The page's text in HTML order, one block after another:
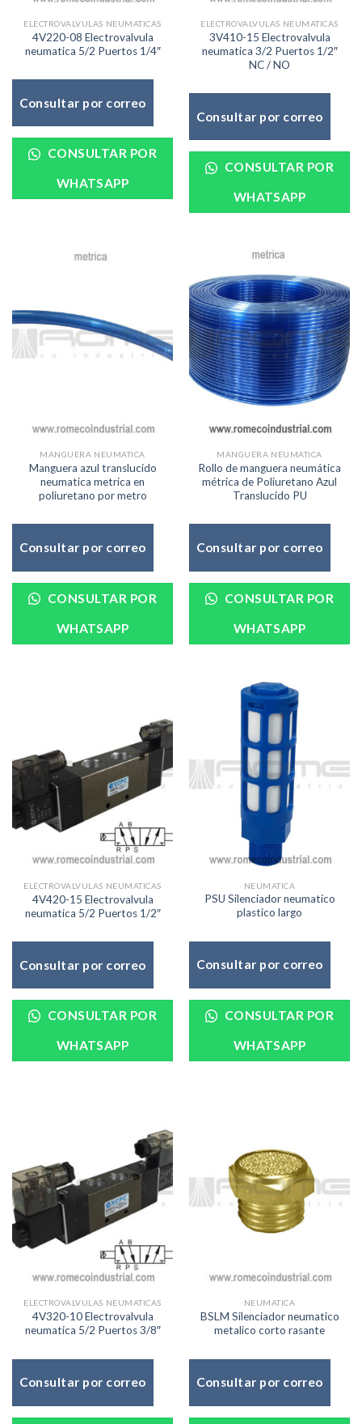
ELECTROVALVULAS NEUMATICAS
4V220-08 Electrovalvula
neumatica 5/2 Puertos 1/4″
Consultar por correo
CONSULTAR POR
WHATSAPP
ELECTROVALVULAS NEUMATICAS
3V410-15 Electrovalvula
neumatica 3/2 Puertos 1/2″
NC / NO
Consultar por correo
CONSULTAR POR
WHATSAPP
MANGUERA NEUMATICA
Manguera azul translucido
neumatica metrica en
poliuretano por metro
Consultar por correo
CONSULTAR POR
WHATSAPP
MANGUERA NEUMATICA
Rollo de manguera neumática
métrica de Poliuretano Azul
Translucido PU
Consultar por correo
CONSULTAR POR
WHATSAPP
ELECTROVALVULAS NEUMATICAS
4V420-15 Electrovalvula
neumatica 5/2 Puertos 1/2″
Consultar por correo
CONSULTAR POR
WHATSAPP
NEUMATICA
PSU Silenciador neumatico
plastico largo
Consultar por correo
CONSULTAR POR
WHATSAPP
ELECTROVALVULAS NEUMATICAS
4V320-10 Electrovalvula
neumatica 5/2 Puertos 3/8″
Consultar por correo
NEUMATICA
BSLM Silenciador neumatico
metalico corto rasante
Consultar por correo